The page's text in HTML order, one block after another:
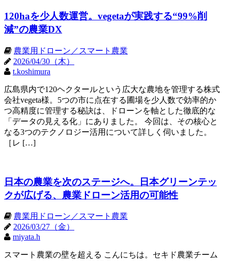
120haを少人数運営。vegetaが実践する“99%削
減”の農業DX
農業用ドローン／スマート農業
2026/04/30（木）
t.koshimura
広島県内で120ヘクタールという広大な農地を管理する株式
会社vegeta様。5つの市に点在する圃場を少人数で効率的か
つ高精度に管理する秘訣は、ドローンを軸とした徹底的な
「データの見える化」にありました。 今回は、その核心と
なる3つのテクノロジー活用について詳しく伺いました。
［レ […]
日本の農業を次のステージへ。日本グリーンテッ
クが広げる、農業ドローン活用の可能性
農業用ドローン／スマート農業
2026/03/27（金）
miyata.h
スマート農業の壁を超える こんにちは。セキド農業チーム